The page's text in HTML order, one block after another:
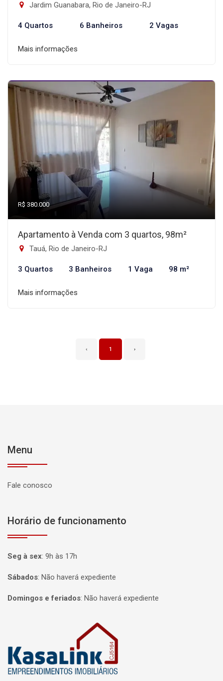
Jardim Guanabara, Rio de Janeiro-RJ
4 Quartos 6 Banheiros 2 Vagas
Mais informações
R$ 380.000
Apartamento à Venda com 3 quartos, 98m²
Tauá, Rio de Janeiro-RJ
3 Quartos 3 Banheiros 1 Vaga 98 m²
Mais informações
‹ 1 ›
Menu
Fale conosco
Horário de funcionamento
Seg à sex: 9h às 17h
Sábados: Não haverá expediente
Domingos e feriados: Não haverá expediente